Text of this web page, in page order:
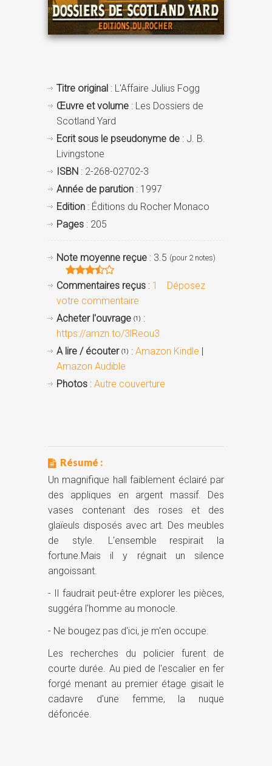
Titre original : L'Affaire Julius Fogg
Œuvre et volume : Les Dossiers de
Scotland Yard
Ecrit sous le pseudonyme de : J. B.
Livingstone
ISBN : 2-268-02702-3
Année de parution : 1997
Edition : Éditions du Rocher Monaco
Pages : 205
Note moyenne reçue : 3.5 (pour 2 notes)
Commentaires reçus : 1
Déposez
votre commentaire
Acheter l'ouvrage (1) :
https://amzn.to/3lReou3
A lire / écouter (1) : Amazon Kindle
Amazon Audible
Photos : Autre couverture
Résumé :
Un magnifique hall faiblement éclairé par
des appliques en argent massif. Des
vases contenant des roses et des
glaïeuls disposés avec art. Des meubles
de style. L'ensemble respirait la
fortune.Mais il y régnait un silence
angoissant.
- Il faudrait peut-être explorer les pièces,
suggéra l'homme au monocle.
- Ne bougez pas d'ici, je m'en occupe.
Les recherches du policier furent de
courte durée. Au pied de l'escalier en fer
forgé menant au premier étage gisait le
cadavre d'une femme, la nuque
défoncée.